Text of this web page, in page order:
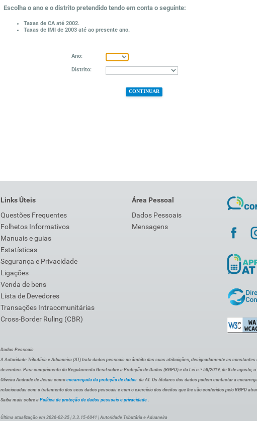
Escolha o ano e o distrito pretendido tendo em conta o seguinte:
Taxas de CA até 2002.
Taxas de IMI de 2003 até ao presente ano.
Ano:
Distrito:
Links Úteis
Questões Frequentes
Folhetos Informativos
Manuais e guias
Estatísticas
Segurança e Privacidade
Ligações
Venda de bens
Lista de Devedores
Transações Intracomunitárias
Cross-Border Ruling (CBR)
Área Pessoal
Dados Pessoais
Mensagens
Dados Pessoais
A Autoridade Tributária e Aduaneira (AT) trata dados pessoais no âmbito das suas atribuições, designadamente as constantes
dezembro. Para cumprimento do Regulamento Geral sobre a Proteção de Dados (RGPD) e da Lei n.º 58/2019, de 8 de agosto,
Oliveira Andrade de Jesus como encarregada da proteção de dados da AT. Os titulares dos dados podem contactar a
relacionadas com o tratamento dos seus dados pessoais e com o exercício dos direitos que lhe são conferidos pelo RGPD
Saiba mais sobre a Política de proteção de dados pessoais e privacidade .
Última atualização em 2026-02-25 | 3.3.15-6041 | Autoridade Tributária e Aduaneira